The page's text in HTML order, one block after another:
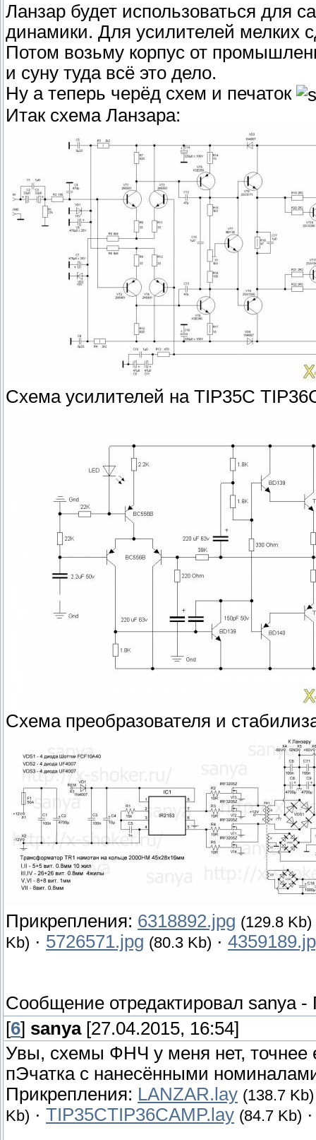
Ланзар будет использоваться для
динамики. Для усилителей мелких
Потом возьму корпус от
и суну туда всё это дело.
Ну а теперь черёд схем и печаток
Итак схема Ланзара:
Схема усилителей на TIP35C
Схема преобразователя и
Прикрепления: 6318892.jpg (129.8 Kb)
Kb) · 5726571.jpg (80.3 Kb) ·
Сообщение отредактировал sanya-
[6] sanya[27.04.2015, 16:54]
Увы, схемы ФНЧ у меня нет, точнее
пЭчатка с нанесёнными
Прикрепления: LANZAR.lay (138.7 Kb)
Kb) · TIP35CTIP36CAMP.lay (84.7 Kb)